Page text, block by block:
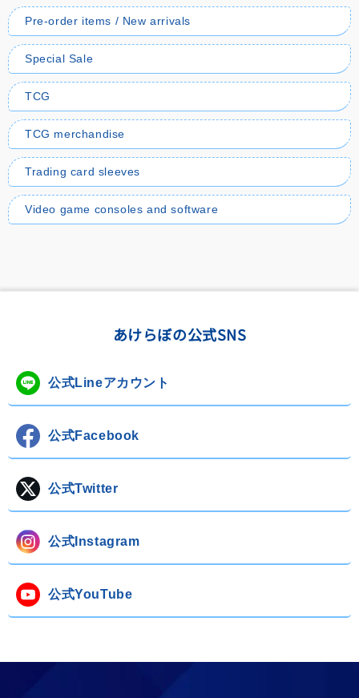
Pre-order items / New arrivals
Special Sale
TCG
TCG merchandise
Trading card sleeves
Video game consoles and software
あけらぼの公式SNS
公式Lineアカウント
公式Facebook
公式Twitter
公式Instagram
公式YouTube